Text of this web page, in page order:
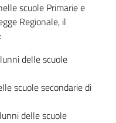
scuole Primarie e
Regionale, il
delle scuole
scuole secondarie di
delle scuole